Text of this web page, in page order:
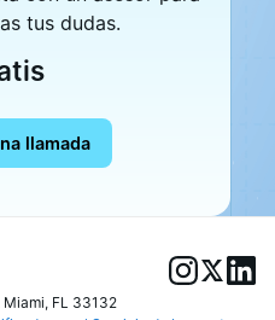
tus dudas.
llamada
FL 33132